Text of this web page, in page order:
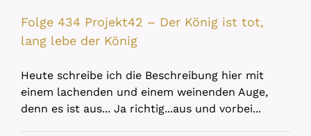
Folge 434 Projekt42 – Der König ist tot,
lang lebe der König
Heute schreibe ich die Beschreibung hier mit
einem lachenden und einem weinenden Auge,
denn es ist aus... Ja richtig...aus und vorbei...